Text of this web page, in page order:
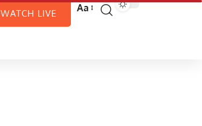
WATCH LIVE Aa